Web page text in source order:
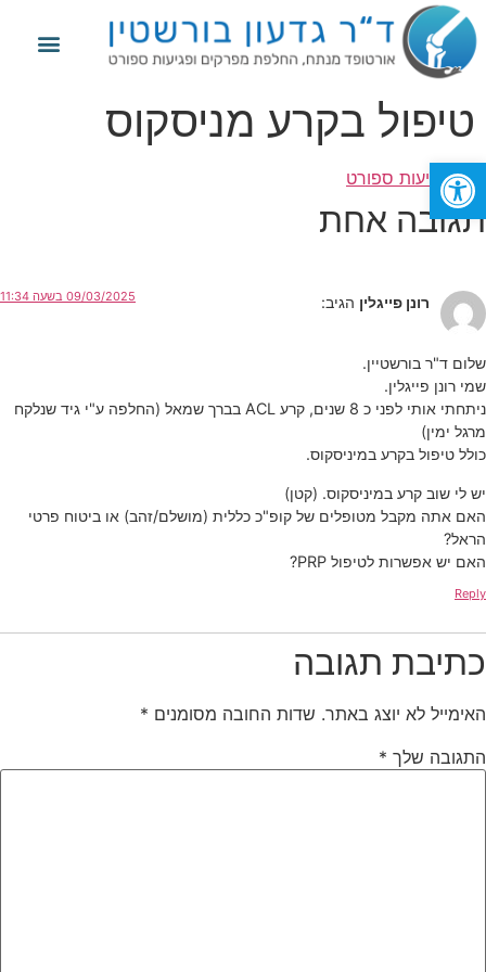
פתח סרגל נגישות
טיפול בקרע מניסקוס
תוייגפגיעות ספורט
תגובה אחת
רונן פייגלין הגיב: 09/03/2025 בשעה 11:34
שלום ד"ר בורשטיין.
שמי רונן פייגלין.
ניתחתי אותי לפני כ 8 שנים, קרע ACL בברך שמאל (החלפה ע"י גיד שנלקח
מרגל ימין)
כולל טיפול בקרע במיניסקוס.
יש לי שוב קרע במיניסקוס. (קטן)
האם אתה מקבל מטופלים של קופ"כ כללית (מושלם/זהב) או ביטוח פרטי
הראל?
האם יש אפשרות לטיפול PRP?
Reply
כתיבת תגובה
האימייל לא יוצג באתר. שדות החובה מסומנים *
התגובה שלך *